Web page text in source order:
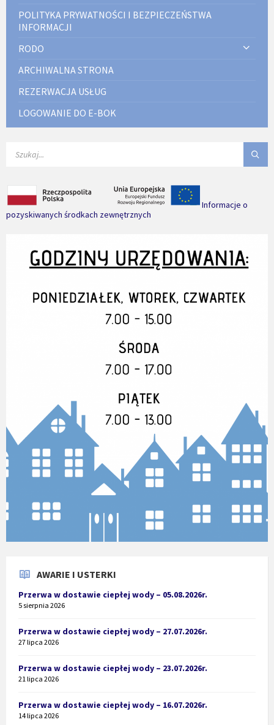
POLITYKA PRYWATNOŚCI I BEZPIECZEŃSTWA
INFORMACJI
RODO
ARCHIWALNA STRONA
REZERWACJA USŁUG
LOGOWANIE DO E-BOK
Informacje o
pozyskiwanych środkach zewnętrznych
AWARIE I USTERKI
Przerwa w dostawie ciepłej wody – 05.08.2026r.
5 sierpnia 2026
Przerwa w dostawie ciepłej wody – 27.07.2026r.
27 lipca 2026
Przerwa w dostawie ciepłej wody – 23.07.2026r.
21 lipca 2026
Przerwa w dostawie ciepłej wody – 16.07.2026r.
14 lipca 2026